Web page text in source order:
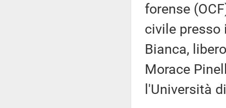
forense
civile presso
Bianca,
Morace
l'Università